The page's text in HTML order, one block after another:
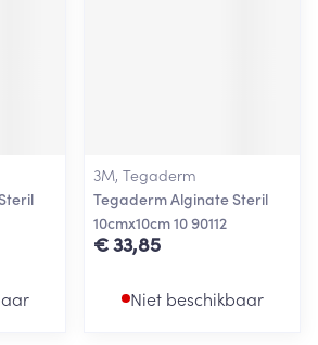
3M, Tegaderm
Tegaderm Alginate Steril
10cmx10cm 10 90112
€ 33,85
Niet beschikbaar